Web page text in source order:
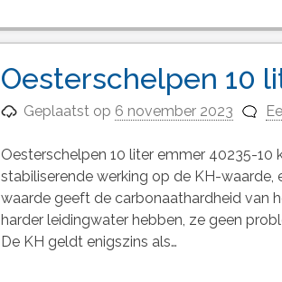
Oesterschelpen 10
Geplaatst op 6 november 2023
Oesterschelpen 10 liter emmer 40235-
stabiliserende werking op de KH-
waarde geeft de carbonaathardheid van
harder leidingwater hebben, ze geen
De KH geldt enigszins als…